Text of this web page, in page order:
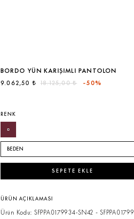
BORDO YÜN KARIŞIMLI PANTOLON
18.125,00 ₺
9.062,50 ₺ -50%
RENK
BEDEN
SEPETE EKLE
ÜRÜN AÇIKLAMASI
Ürün Kodu: SFPPA0179934-SN42 - SFPPA01799